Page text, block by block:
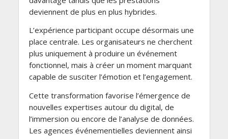
deviennent de plus en plus hybrides.
L’expérience participant occupe désormais une
place centrale. Les organisateurs ne cherchent
plus uniquement à produire un événement
fonctionnel, mais à créer un moment marquant
capable de susciter l’émotion et l’engagement.
Cette transformation favorise l’émergence de
nouvelles expertises autour du digital, de
l’immersion ou encore de l’analyse de données.
Les agences événementielles deviennent ainsi